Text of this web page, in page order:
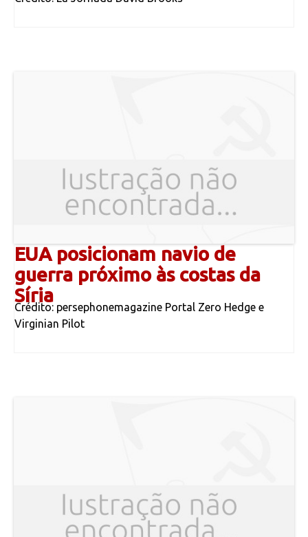
EUA posicionam navio de
guerra próximo às costas da
Síria
Crédito: persephonemagazine Portal Zero Hedge e
Virginian Pilot